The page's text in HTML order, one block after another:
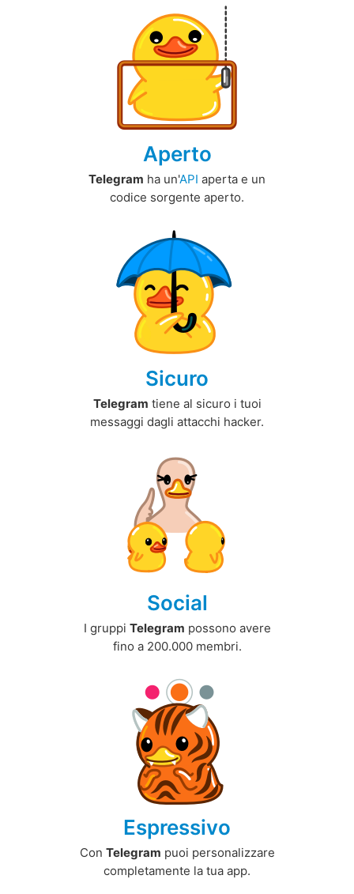
Aperto
Telegram ha un'API aperta e un
codice sorgente aperto.
Sicuro
Telegram tiene al sicuro i tuoi
messaggi dagli attacchi hacker.
Social
I gruppi Telegram possono avere
fino a 200.000 membri.
Espressivo
Con Telegram puoi personalizzare
completamente la tua app.